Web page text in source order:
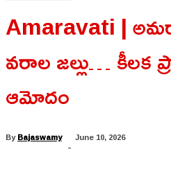
Amaravati |
వరాల జల్లు… కీలక
ఆమోదం
ByBajaswamy - June 10, 2026